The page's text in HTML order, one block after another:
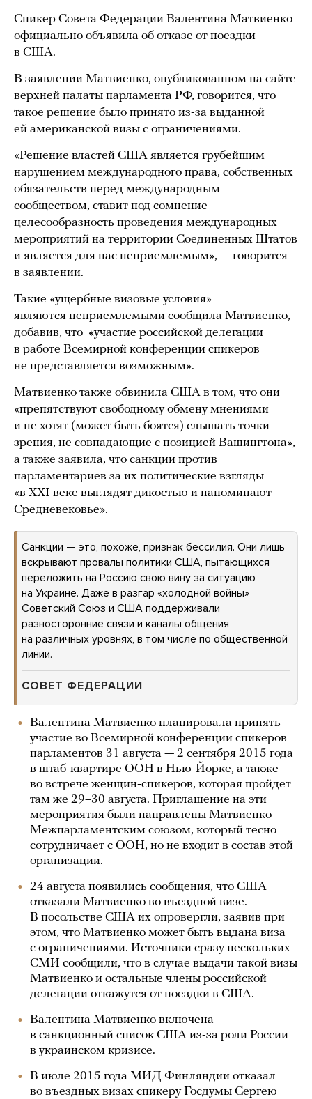
Спикер Совета Федерации Валентина Матвиенко
официально объявила об отказе от поездки
в США.
В заявлении Матвиенко, опубликованном на сайте
верхней палаты парламента РФ, говорится, что
такое решение было принято из-за выданной
ей американской визы с ограничениями.
«Решение властей США является грубейшим
нарушением международного права, собственных
обязательств перед международным
сообществом, ставит под сомнение
целесообразность проведения международных
мероприятий на территории Соединенных Штатов
и является для нас неприемлемым», — говорится
в заявлении.
Такие «ущербные визовые условия»
являются неприемлемыми сообщила Матвиенко,
добавив, что «участие российской делегации
в работе Всемирной конференции спикеров
не представляется возможным».
Матвиенко также обвинила США в том, что они
«препятствуют свободному обмену мнениями
и не хотят (может быть боятся) слышать точки
зрения, не совпадающие с позицией Вашингтона»,
а также заявила, что санкции против
парламентариев за их политические взгляды
«в XXI веке выглядят дикостью и напоминают
Средневековье».
Санкции — это, похоже, признак бессилия. Они лишь
вскрывают провалы политики США, пытающихся
переложить на Россию свою вину за ситуацию
на Украине. Даже в разгар «холодной войны»
Советский Союз и США поддерживали
разносторонние связи и каналы общения
на различных уровнях, в том числе по общественной
линии.
СОВЕТ ФЕДЕРАЦИИ
Валентина Матвиенко планировала принять
участие во Всемирной конференции спикеров
парламентов 31 августа — 2 сентября 2015 года
в штаб-квартире ООН в Нью-Йорке, а также
во встрече женщин-спикеров, которая пройдет
там же 29–30 августа. Приглашение на эти
мероприятия были направлены Матвиенко
Межпарламентским союзом, который тесно
сотрудничает с ООН, но не входит в состав этой
организации.
24 августа появились сообщения, что США
отказали Матвиенко во въездной визе.
В посольстве США их опровергли, заявив при
этом, что Матвиенко может быть выдана виза
с ограничениями. Источники сразу нескольких
СМИ сообщили, что в случае выдачи такой визы
Матвиенко и остальные члены российской
делегации откажутся от поездки в США.
Валентина Матвиенко включена
в санкционный список США из-за роли России
в украинском кризисе.
В июле 2015 года МИД Финляндии отказал
во въездных визах спикеру Госдумы Сергею